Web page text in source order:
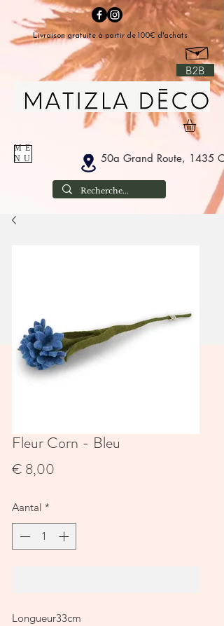
B2B
50a Grand Route, 1435
ME
NU
Livraison gratuite à partir de 100€ d'achats
Fleur Corn - Bleu
€ 8,00
Aantal *
Longueur33cm